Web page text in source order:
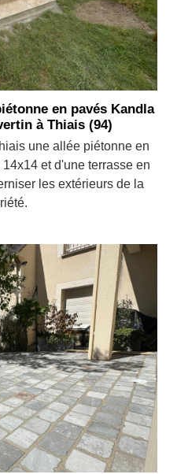
en pavés Kandla
à Thiais (94)
une allée piétonne en
et d'une terrasse en
les extérieurs de la